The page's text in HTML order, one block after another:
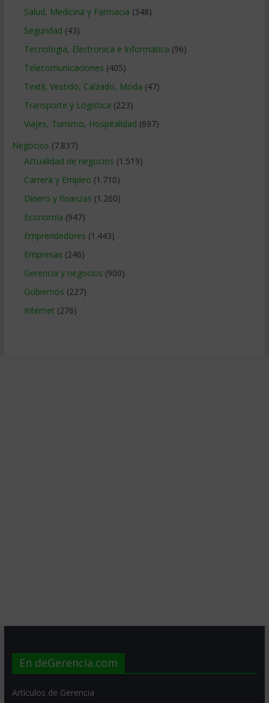
Salud, Medicina y Farmacia (348)
Seguridad (43)
Tecnologia, Electronica e Informatica (96)
Telecomunicaciones (405)
Textil, Vestido, Calzado, Moda (47)
Transporte y Logistica (223)
Viajes, Turismo, Hospitalidad (697)
Negocios (7.837)
Actualidad de negocios (1.519)
Carrera y Empleo (1.710)
Dinero y finanzas (1.260)
Economía (947)
Emprendedores (1.443)
Empresas (246)
Gerencia y negocios (900)
Gobiernos (227)
Internet (276)
En deGerencia.com
Artículos de Gerencia